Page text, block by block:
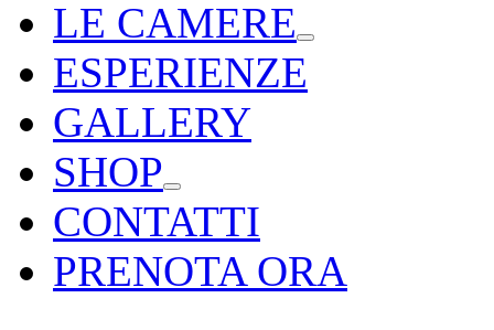
LE CAMERE
ESPERIENZE
GALLERY
SHOP
CONTATTI
PRENOTA ORA